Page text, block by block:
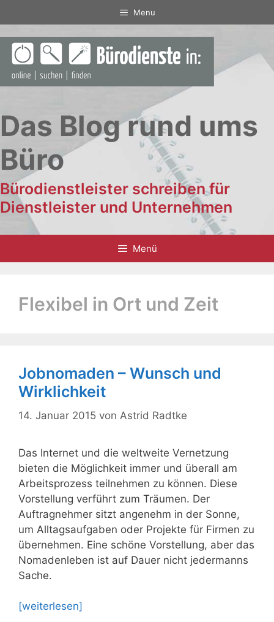
Inhalt
springen
Menu
Das Blog rund ums
Büro
Bürodienstleister schreiben für
Dienstleister und Unternehmen
Menü
Flexibel in Ort und Zeit
Jobnomaden – Wunsch und
Wirklichkeit
14. Januar 2015 von Astrid Radtke
Das Internet und die weltweite Vernetzung
bieten die Möglichkeit immer und überall am
Arbeitsprozess teilnehmen zu können. Diese
Vorstellung verführt zum Träumen. Der
Auftragnehmer sitzt angenehm in der Sonne,
um Alltagsaufgaben oder Projekte für Firmen zu
übernehmen. Eine schöne Vorstellung, aber das
Nomadenleben ist auf Dauer nicht jedermanns
Sache.
[weiterlesen]